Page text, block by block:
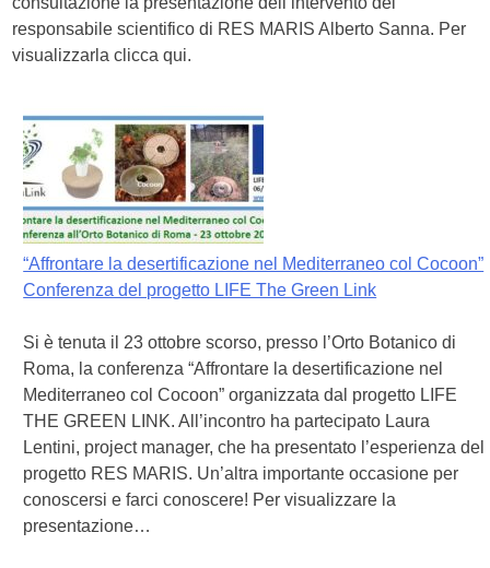
responsabile scientifico di RES MARIS Alberto Sanna. Per
visualizzarla clicca qui.
“Affrontare la desertificazione nel Mediterraneo col Cocoon”
Conferenza del progetto LIFE The Green Link
Si è tenuta il 23 ottobre scorso, presso l’Orto Botanico di
Roma, la conferenza “Affrontare la desertificazione nel
Mediterraneo col Cocoon” organizzata dal progetto LIFE
THE GREEN LINK. All’incontro ha partecipato Laura
Lentini, project manager, che ha presentato l’esperienza del
progetto RES MARIS. Un’altra importante occasione per
conoscersi e farci conoscere! Per visualizzare la
presentazione…